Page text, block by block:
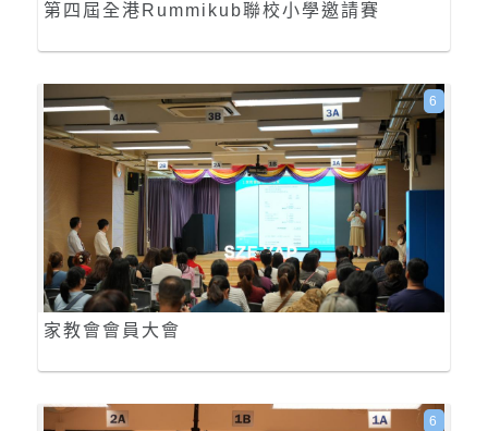
第四屆全港Rummikub聯校小學邀請賽
家教會會員大會
6
6